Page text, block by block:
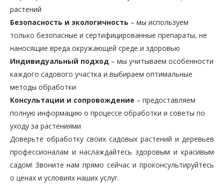
растений
Безопасность и экологичность – мы используем
только безопасные и сертифицированные препараты, не
наносящие вреда окружающей среде и здоровью
Индивидуальный подход – мы учитываем особенности
каждого садового участка и выбираем оптимальные
методы обработки
Консультации и сопровождение – предоставляем
полную информацию о процессе обработки и советы по
уходу за растениями
Доверьте обработку своих садовых растений и деревьев
профессионалам и наслаждайтесь здоровым и красивым
садом! Звоните нам прямо сейчас и проконсультируйтесь
о ценах и условиях наших услуг.